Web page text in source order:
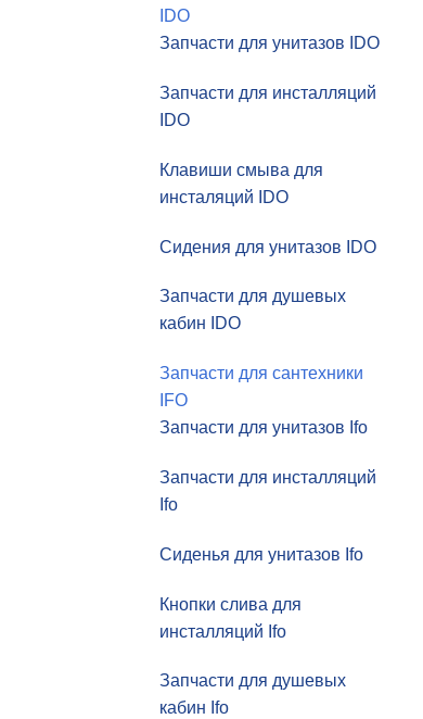
IDO
Запчасти для унитазов IDO
Запчасти для инсталляций
IDO
Клавиши смыва для
инсталяций IDO
Сидения для унитазов IDO
Запчасти для душевых
кабин IDO
Запчасти для сантехники
IFO
Запчасти для унитазов Ifo
Запчасти для инсталляций
Ifo
Сиденья для унитазов Ifo
Кнопки слива для
инсталляций Ifo
Запчасти для душевых
кабин Ifo